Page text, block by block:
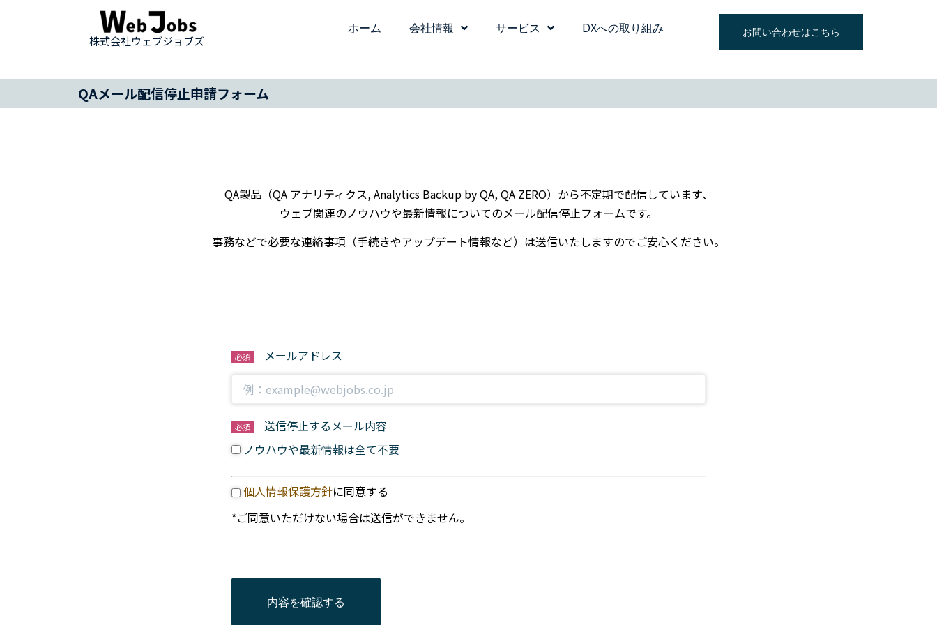
株式会社ウェブジョブズ
ホーム 会社情報 サービス DXへの取り組み お問い合わせはこちら
QAメール配信停止申請フォーム
QA製品（QA アナリティクス, Analytics Backup by QA, QA ZERO）から不定期で配信しています、
ウェブ関連のノウハウや最新情報についてのメール配信停止フォームです。
事務などで必要な連絡事項（手続きやアップデート情報など）は送信いたしますのでご安心ください。
必須 メールアドレス
必須
送信停止するメール内容
ノウハウや最新情報は全て不要
個人情報保護方針に同意する
*ご同意いただけない場合は送信ができません。